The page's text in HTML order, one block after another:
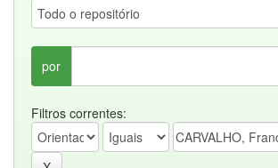
por
Filtros correntes: